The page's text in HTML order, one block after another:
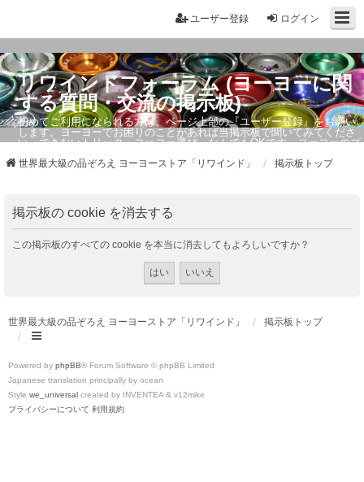
ログイン
ユーザー登録
リワインドフォーラム (ヨーヨーに関
する質問・交流の掲示板)
初めてご利用になられる方は、ページ上部の『ユーザー登録』をお願い
します。ヨーヨーでお困りのことがあれば当掲示板で聞いてみてくださ
い。できないトリック・ヨーヨー選び、なんでもOKです。ヨーヨーのプ
世界最大級の品ぞろえ ヨーヨーストア「リワインド」 掲示板トップ
掲示板の cookie を消去する
この掲示板のすべての cookie を本当に消去してもよろしいですか？
世界最大級の品ぞろえ ヨーヨーストア「リワインド」 掲示板トップ
Powered by phpBB® Forum Software © phpBB Limited
Japanese translation principally by ocean
Style we_universal created by INVENTEA & v12mike
プライバシーについて 利用規約